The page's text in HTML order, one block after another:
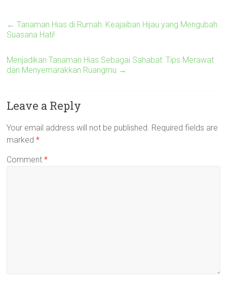
← Tanaman Hias di Rumah: Keajaiban Hijau yang Mengubah
Suasana Hati!
Menjadikan Tanaman Hias Sebagai Sahabat: Tips Merawat
dan Menyemarakkan Ruangmu →
Leave a Reply
Your email address will not be published. Required fields are
marked*
Comment*